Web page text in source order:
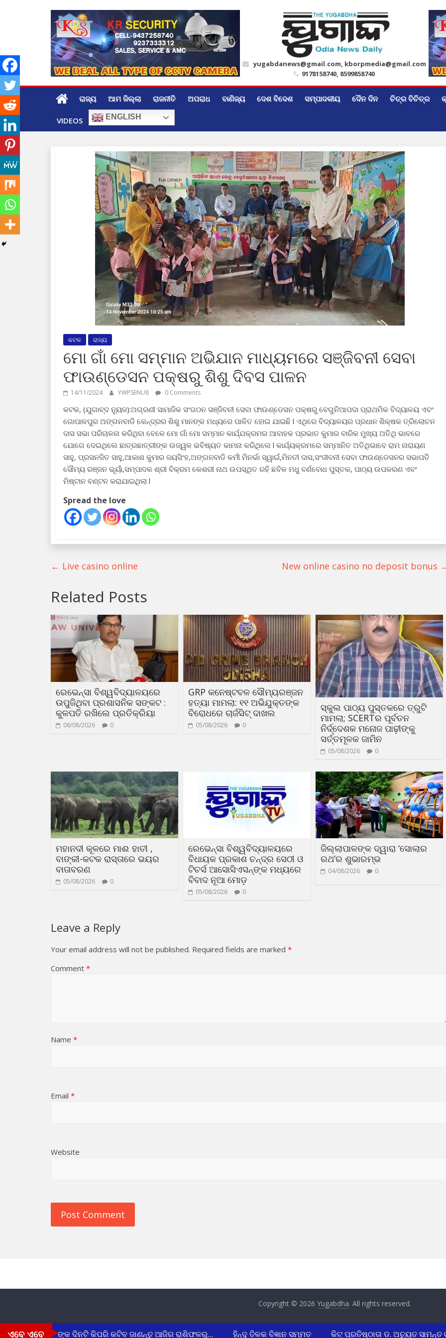
yugabdanews@gmail.com, kborpmedia@gmail.com
9178158740, 8599858740
ରାଜ୍ୟ ଆମ ଜିଲ୍ଲା ରାଜନୀତି ଅପରାଧ ବାଣିଜ୍ୟ ଦେଶ ବିଦେଶ ସମ୍ପାଦକୀୟ ଦୈନ ଦିନ ଚିତ୍ର ବିଚିତ୍ର
VIDEOS ENGLISH
କଟକ ରାଜ୍ୟ
ମୋ ଗାଁ ମୋ ସମ୍ମାନ ଅଭିଯାନ ମାଧ୍ୟମରେ ସଞ୍ଜିବନୀ ସେବା
ଫାଉଣ୍ଡେସନ ପକ୍ଷରୁ ଶିଶୁ ଦିବସ ପାଳନ
14/11/2024 YWPSENU8 0 Comments
କଟକ, (ଯୁଗାବ୍ଦ ନ୍ୟୁଜ):ଅଗ୍ରଣୀ ସାମାଜିକ ସଂଗଠନ ସଞ୍ଜିବନୀ ସେବା ଫାଉଣ୍ଡେସନ ପକ୍ଷରୁ ବେଗୁନିଆପଦା ପ୍ରାଥମିକ ବିଦ୍ୟାଳୟ ଏବଂ
ଗୋପାଳପୁର ଅଙ୍ଗନବାଡି କେନ୍ଦ୍ରର ଶିଶୁ ମାନଙ୍କ ମଧ୍ୟରେ ପାଳିତ ହୋଇ ଯାଇଛି l ଏଥିରେ ବିଦ୍ୟାଳୟର ପ୍ରଧାନ ଶିକ୍ଷକ ତ୍ରିଲୋଚନ
ଦାସ ସଭା ପରିଚାଳନା କରିଥିବା ବେଳେ ମୋ ଗାଁ ମୋ ସମ୍ମାନ କାର୍ଯ୍ଯକ୍ରମର ଆବାହକ ପ୍ରଭାତ କୁମାର ବାରିକ ମୁଖ୍ୟ ଅତିଥି ଭାବରେ
ଯୋଗେ ଦେଇଥିଲେ ଛାତ୍ରଛାତ୍ରୀଙ୍କ ଉଜ୍ୱଳ ଭବିଷ୍ୟତ କାମନା କରିଥିଲେ l କାର୍ଯ୍ୟକ୍ରମରେ ସମ୍ମାନିତ ଅତିଥିଭାବେ ରାମ ନାରାୟଣ
ସାହୁ, ପ୍ରସନଜିତ ସାହୁ,ଆକାଶ କୁମାର ଜୟସିଂହ,ଅଙ୍ଗନବାଡି କର୍ମୀ ମିନର୍ଭା ସ୍ୱାଇଁ,ମିନତୀ ଦାସ,ସଂଜୀବନୀ ସେବା ଫାଉଣ୍ଡେସନର ସଭାପତି
ସୌମ୍ୟ ରଞ୍ଜନ ଭୂୟାଁ,ସମ୍ପାଦକ ଶ୍ରୀ ବିକ୍ରମ କେଶରୀ ନାଥ ଉପସ୍ଥିତ ରହି ଛବିଳ ମଧୁ ବର୍ଣବୋଧ ପୁସ୍ତକ, ପାଠ୍ୟ ଉପକରଣ ଏବଂ
ମିଷ୍ଟାନ ବଣ୍ଟନ କରାଯାଇଥିଲା l
Spread the love
← Live casino online New online casino no deposit bonus
Related Posts
ରେଭେନ୍ସା ବିଶ୍ୱବିଦ୍ୟାଳୟରେ
ଉପୁଜିଥିବା ପ୍ରଶାସନିକ ସଙ୍କଟ :
କୁଳପତି ରଖିଲେ ପ୍ରତିକ୍ରିୟା
06/08/2026 0
GRP କନେଷ୍ଟବଳ ସୌମ୍ୟରଞ୍ଜନ
ହତ୍ୟା ମାମଲା: ୧୧ ଅଭିଯୁକ୍ତଙ୍କ
ବିରୋଧରେ ଚାର୍ଜସିଟ୍ ଦାଖଲ
05/08/2026 0
ସ୍କୁଲ ପାଠ୍ୟ ପୁସ୍ତକରେ ତ୍ରୁଟି
ମାମଲା; SCERTର ପୂର୍ବତନ
ନିର୍ଦ୍ଦେଶକ ମନୋଜ ପାଢ଼ୀଙ୍କୁ
ସର୍ତ୍ତମୂଳକ ଜାମିନ
05/08/2026 0
ମହାନଦୀ କୂଳରେ ମାଈ ହାତୀ ,
ବାଙ୍କୀ-କଟକ ରାସ୍ତାରେ ଭୟର
ବାତାବରଣ
05/08/2026 0
ରେଭେନ୍ସା ବିଶ୍ୱବିଦ୍ୟାଳୟରେ
ବିଧାୟକ ପ୍ରକାଶ ଚନ୍ଦ୍ର ସେଠୀ ଓ
ଟିଚର୍ସ ଆସୋସିଏସନ୍‌ଙ୍କ ମଧ୍ୟରେ
ବିବାଦ ନୂଆ ମୋଡ଼
05/08/2026 0
ଜିଲ୍ଲାପାଳଙ୍କ ଦ୍ୱାରା ‘ସୋଲାର
ରଥ’ର ଶୁଭାରମ୍ଭ
04/08/2026 0
Leave a Reply
Your email address will not be published. Required fields are marked *
Comment *
Name *
Email *
Website
Copyright © 2026 Yugabdha. All rights reserved.
ଏବେ ଏବେଆପଣଙ୍କ ଦିନଟି କିପରି କଟିବ ଜାଣନ୍ତୁ ଆଜିର ରାଶିଫଳରୁ… ହିନ୍ଦୁ ତିଳକ ବିଜ୍ଞାନ ସମ୍ମତ କିଟ୍ ପ୍ରତିଷ୍ଠାତା ଡ. ଅଚ୍ୟୁତ ସାମନ୍ତ